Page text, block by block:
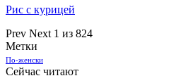
Рис с курицей
Prev Next 1 из 824
Метки
По-женски
Сейчас читают